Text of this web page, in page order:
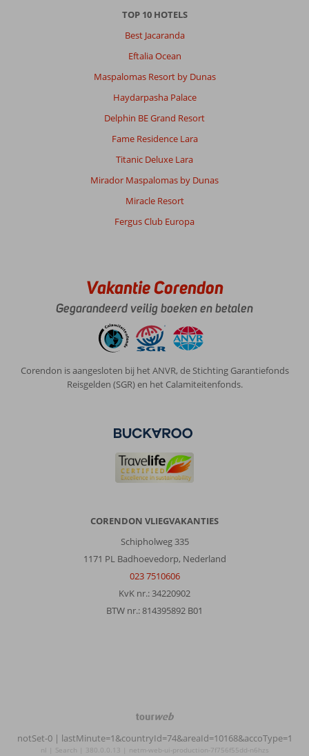
TOP 10 HOTELS
Best Jacaranda
Eftalia Ocean
Maspalomas Resort by Dunas
Haydarpasha Palace
Delphin BE Grand Resort
Fame Residence Lara
Titanic Deluxe Lara
Mirador Maspalomas by Dunas
Miracle Resort
Fergus Club Europa
Vakantie Corendon
Gegarandeerd veilig boeken en betalen
Corendon is aangesloten bij het ANVR, de Stichting Garantiefonds
Reisgelden (SGR) en het Calamiteitenfonds.
CORENDON VLIEGVAKANTIES
Schipholweg 335
1171 PL Badhoevedorp, Nederland
023 7510606
KvK nr.: 34220902
BTW nr.: 814395892 B01
TourWeb
©
NetMatch
notSet-0 | lastMinute=1&countryId=74&areaId=10168&accoType=1
nl | Search | 380.0.0.13 | netm-web-ui-production-7f756f55dd-n6hzs